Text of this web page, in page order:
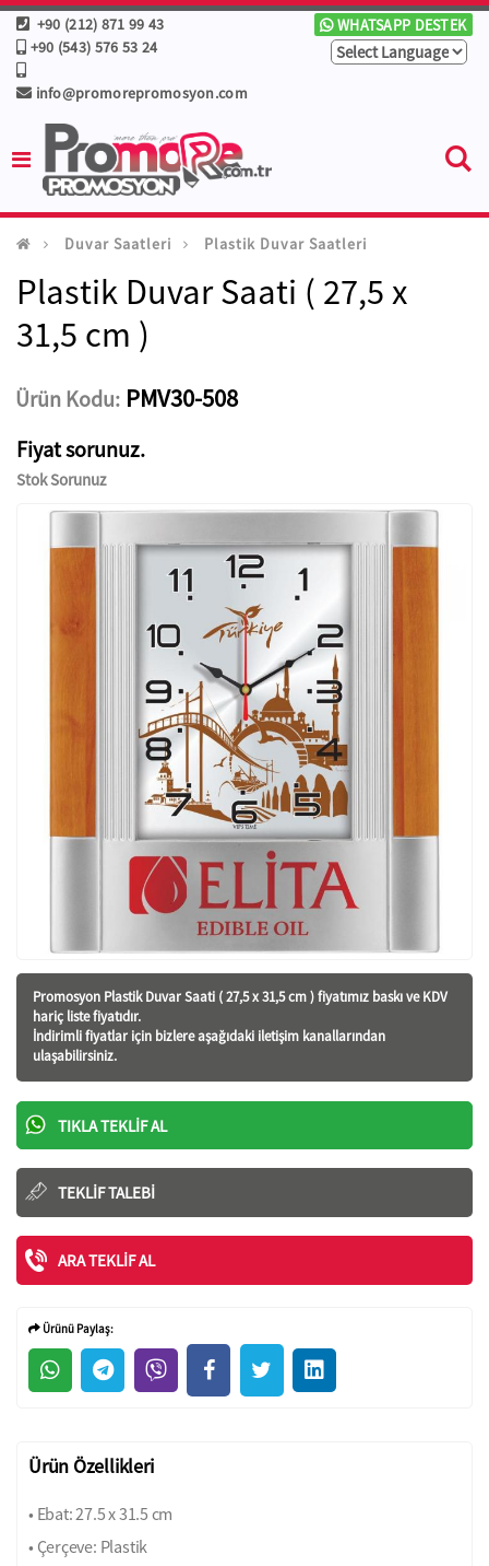
+90 (212) 871 99 43
+90 (543) 576 53 24
info@promorepromosyon.com
WHATSAPP DESTEK
Duvar Saatleri Plastik Duvar Saatleri
Plastik Duvar Saati ( 27,5 x
31,5 cm )
Ürün Kodu: PMV30-508
Fiyat sorunuz.
Stok Sorunuz
Promosyon Plastik Duvar Saati ( 27,5 x 31,5 cm ) fiyatımız baskı ve KDV
hariç liste fiyatıdır.
İndirimli fiyatlar için bizlere aşağıdaki iletişim kanallarından
ulaşabilirsiniz.
TIKLA TEKLIF AL
TEKLIF TALEBI
ARA TEKLIF AL
Ürünü Paylaş:
Ürün Özellikleri
• Ebat: 27.5 x 31.5 cm
• Çerçeve: Plastik